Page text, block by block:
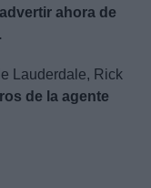
advertir ahora de
Lauderdale, Rick
de la agente